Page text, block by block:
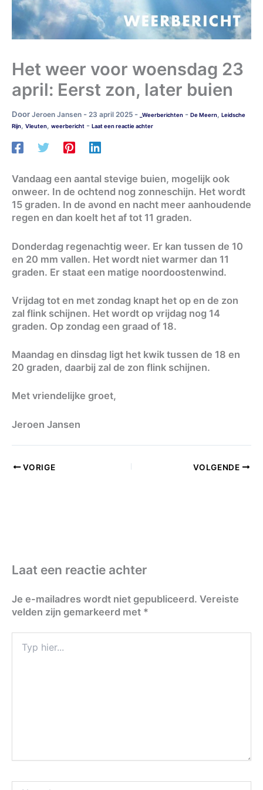
Het weer voor woensdag 23
april: Eerst zon, later buien
Door Jeroen Jansen - 23 april 2025 - _Weerberichten - De Meern, Leidsche
Rijn, Vleuten, weerbericht - Laat een reactie achter
Vandaag een aantal stevige buien, mogelijk ook
onweer. In de ochtend nog zonneschijn. Het wordt
15 graden. In de avond en nacht meer aanhoudende
regen en dan koelt het af tot 11 graden.
Donderdag regenachtig weer. Er kan tussen de 10
en 20 mm vallen. Het wordt niet warmer dan 11
graden. Er staat een matige noordoostenwind.
Vrijdag tot en met zondag knapt het op en de zon
zal flink schijnen. Het wordt op vrijdag nog 14
graden. Op zondag een graad of 18.
Maandag en dinsdag ligt het kwik tussen de 18 en
20 graden, daarbij zal de zon flink schijnen.
Met vriendelijke groet,
Jeroen Jansen
VORIGE VOLGENDE
Laat een reactie achter
Je e-mailadres wordt niet gepubliceerd. Vereiste
velden zijn gemarkeerd met *
hier...